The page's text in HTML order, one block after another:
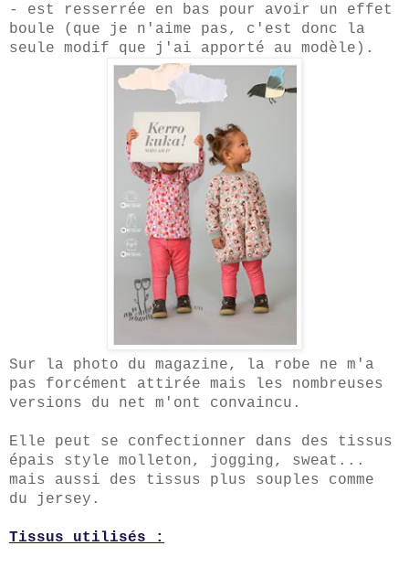
- est resserrée en bas pour avoir un effet
boule (que je n'aime pas, c'est donc la
seule modif que j'ai apporté au modèle).
Sur la photo du magazine, la robe ne m'a
pas forcément attirée mais les nombreuses
versions du net m'ont convaincu.
Elle peut se confectionner
dans des tissus
épais style molleton, jogging, sweat...
mais aussi des tissus plus souples comme
du jersey.
Tissus utilisés :